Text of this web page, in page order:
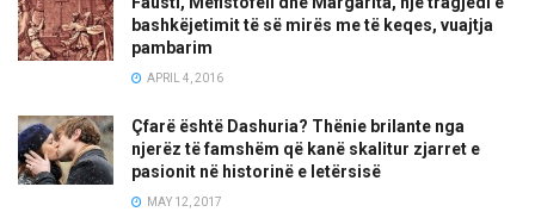
bashkëjetimit të së mirës me të keqes, vuajtja
pambarim
APRIL 4, 2016
Çfarë është Dashuria? Thënie brilante nga
njerëz të famshëm që kanë skalitur zjarret e
pasionit në historinë e letërsisë
MAY 12, 2017